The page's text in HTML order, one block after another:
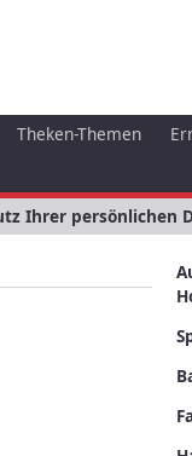
Theken-Themen
Ihrer persönlichen